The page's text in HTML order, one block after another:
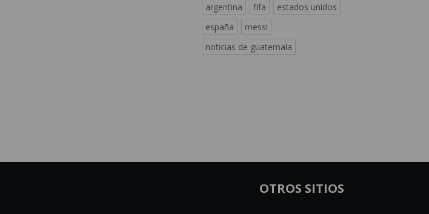
argentina
fifa
estados unidos
españa
messi
noticias de guatemala
OTROS SITIOS